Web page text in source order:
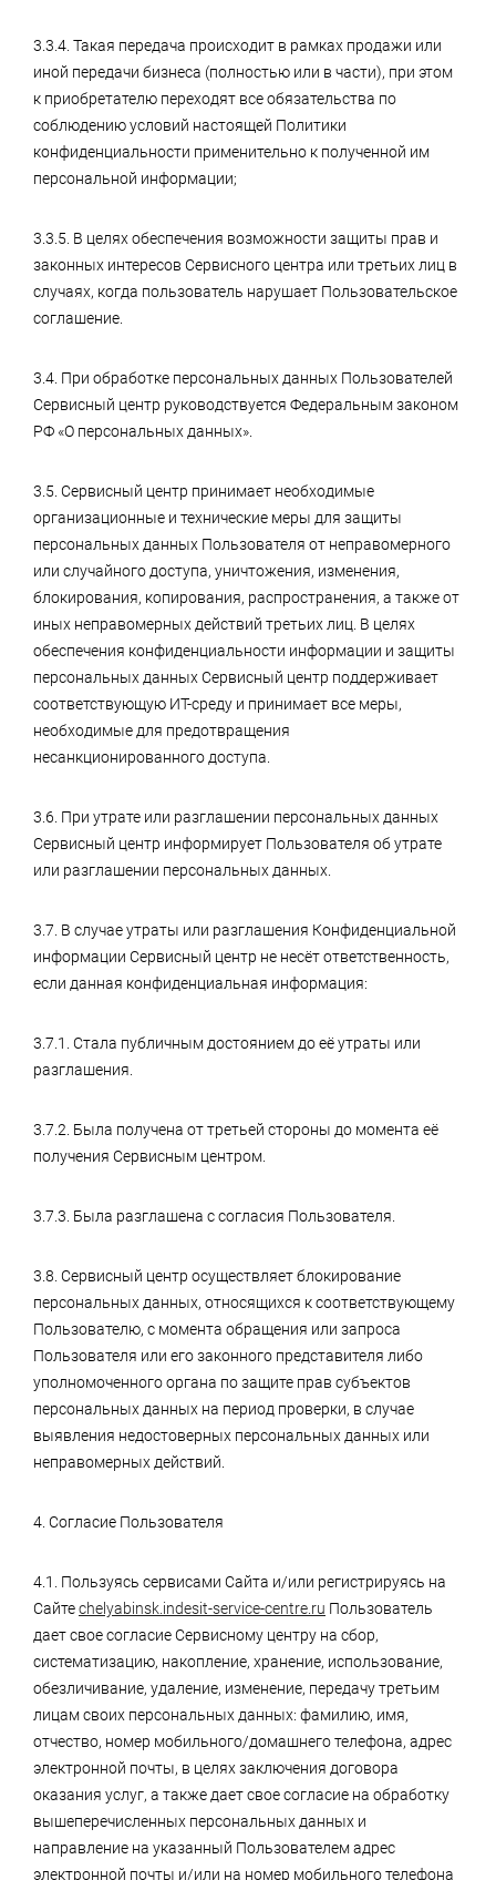
3.3.4. Такая передача происходит в рамках продажи или
иной передачи бизнеса (полностью или в части), при этом
к приобретателю переходят все обязательства по
соблюдению условий настоящей Политики
конфиденциальности применительно к полученной им
персональной информации;
3.3.5. В целях обеспечения возможности защиты прав и
законных интересов Сервисного центра или третьих лиц в
случаях, когда пользователь нарушает Пользовательское
соглашение.
3.4. При обработке персональных данных Пользователей
Сервисный центр руководствуется Федеральным законом
РФ «О персональных данных».
3.5. Сервисный центр принимает необходимые
организационные и технические меры для защиты
персональных данных Пользователя от неправомерного
или случайного доступа, уничтожения, изменения,
блокирования, копирования, распространения, а также от
иных неправомерных действий третьих лиц. В целях
обеспечения конфиденциальности информации и защиты
персональных данных Сервисный центр поддерживает
соответствующую ИТ-среду и принимает все меры,
необходимые для предотвращения
несанкционированного доступа.
3.6. При утрате или разглашении персональных данных
Сервисный центр информирует Пользователя об утрате
или разглашении персональных данных.
3.7. В случае утраты или разглашения Конфиденциальной
информации Сервисный центр не несёт ответственность,
если данная конфиденциальная информация:
3.7.1. Стала публичным достоянием до её утраты или
разглашения.
3.7.2. Была получена от третьей стороны до момента её
получения Сервисным центром.
3.7.3. Была разглашена с согласия Пользователя.
3.8. Сервисный центр осуществляет блокирование
персональных данных, относящихся к соответствующему
Пользователю, с момента обращения или запроса
Пользователя или его законного представителя либо
уполномоченного органа по защите прав субъектов
персональных данных на период проверки, в случае
выявления недостоверных персональных данных или
неправомерных действий.
4. Согласие Пользователя
4.1. Пользуясь сервисами Сайта и/или регистрируясь на
Сайтеchelyabinsk.indesit-service-centre.ru Пользователь
дает свое согласие Сервисному центру на сбор,
систематизацию, накопление, хранение, использование,
обезличивание, удаление, изменение, передачу третьим
лицам своих персональных данных: фамилию, имя,
отчество, номер мобильного/домашнего телефона, адрес
электронной почты, в целях заключения договора
оказания услуг, а также дает свое согласие на обработку
вышеперечисленных персональных данных и
направление на указанный Пользователем адрес
электронной почты и/или на номер мобильного телефона